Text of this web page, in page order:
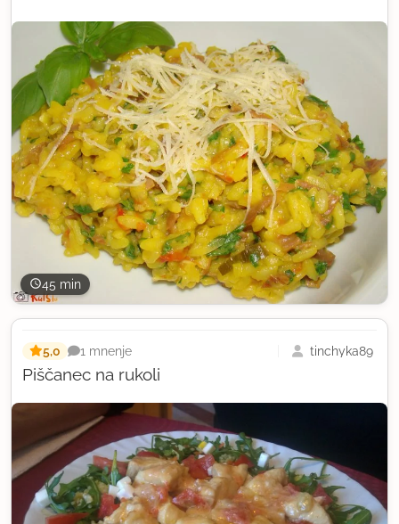
45 min
Piščanec na rukoli
5,0 1 mnenje tinchyka89